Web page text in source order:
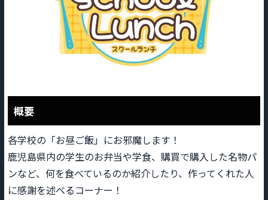
概要
各学校の「お昼ご飯」にお邪魔します！
鹿児島県内の学生のお弁当や学食、購買で購入した名物パ
ンなど、何を食べているのか紹介したり、作ってくれた人
に感謝を述べるコーナー！